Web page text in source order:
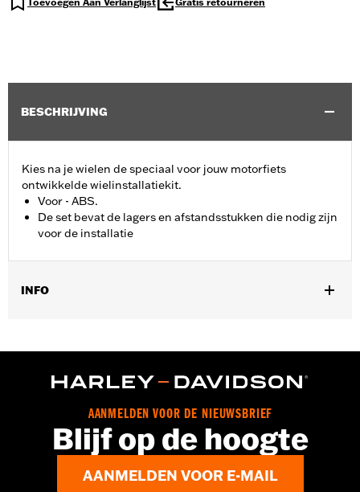
BESCHRIJVING
Kies na je wielen de speciaal voor jouw motorfiets
ontwikkelde wielinstallatiekit.
Voor - ABS.
De set bevat de lagers en afstandsstukken die nodig zijn
voor de installatie
INFO
Per stuk verkocht:
Elk
AANMELDEN VOOR DE NIEUWSBRIEF
Blijf op de hoogte
AANMELDEN VOOR E-MAIL